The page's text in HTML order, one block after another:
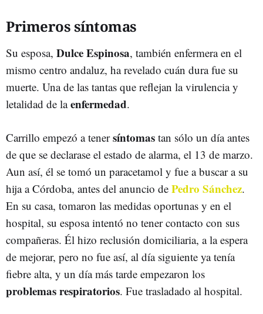
Primeros síntomas
Su esposa, Dulce Espinosa, también enfermera en el
mismo centro andaluz, ha revelado cuán dura fue su
muerte. Una de las tantas que reflejan la virulencia y
letalidad de laenfermedad.
Carrillo empezó a tenersíntomas tan sólo un día antes
de que se declarase el estado de alarma, el 13 de marzo.
Aun así, él se tomó un paracetamol y fue a buscar a su
hija a Córdoba, antes del anuncio de Pedro Sánchez.
En su casa, tomaron las medidas oportunas y en el
hospital, su esposa intentó no tener contacto con sus
compañeras. Él hizo reclusión domiciliaria, a la espera
de mejorar, pero no fue así, al día siguiente ya tenía
fiebre alta, y un día más tarde empezaron los
problemas respiratorios. Fue trasladado al hospital.